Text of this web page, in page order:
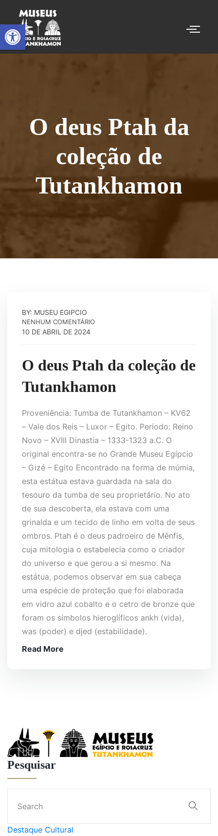
O deus Ptah da
coleção de
Tutankhamon
BY: MUSEU EGIPCIO
NENHUM COMENTÁRIO
10 DE ABRIL DE 2024
O deus Ptah da coleção de
Tutankhamon
Proveniência: Tumba de Tutankhamon – KV62
– Vale dos Reis – Luxor – Egito. Período: Reino
Novo – XVIII Dinastia – 1333-1323 a.C. O
original encontra-se no Grande Museu Egípcio
– Gizé – Egito Encontrado na forma de múmia,
esta estátua estava guardada na sala do
tesouro da tumba de seu proprietário. No ato
de sua descoberta, ela estava com uma
grinalda e um tecido de linho em volta de seus
ombros. Ptah é o deus padroeiro de Mênfis,
cuja mitologia o estabelecia como o criador
do universo e que gerou a si mesmo. Na
estátua, podemos observar em sua cabeça
uma espécie de proteção que foi elaborada
em vidro azul cobalto e o cetro de bronze que
foram os símbolos hieroglíficos ankh (vida),
was (poder) e djed (estabilidade).
Read More
Pesquisar
Destaque Cultural
Abrir a barra de ferramentas